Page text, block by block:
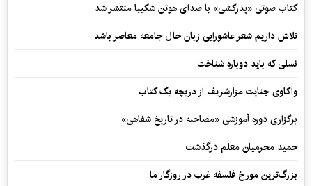
کتاب صوتی «پدرکشی» با صدای هوتن شکیبا منتشر شد
تلاش داریم شعر عاشورایی زبان حال جامعه معاصر باشد
نسلی که باید دوباره شناخت
واکاوی جنایت مزارشریف از دریچه یک کتاب
برگزاری دوره آموزشی «مصاحبه در تاریخ شفاهی»
حمید محرمیان معلم درگذشت
بزرگ‌ترین مورخ فلسفه غرب در روزگار ما